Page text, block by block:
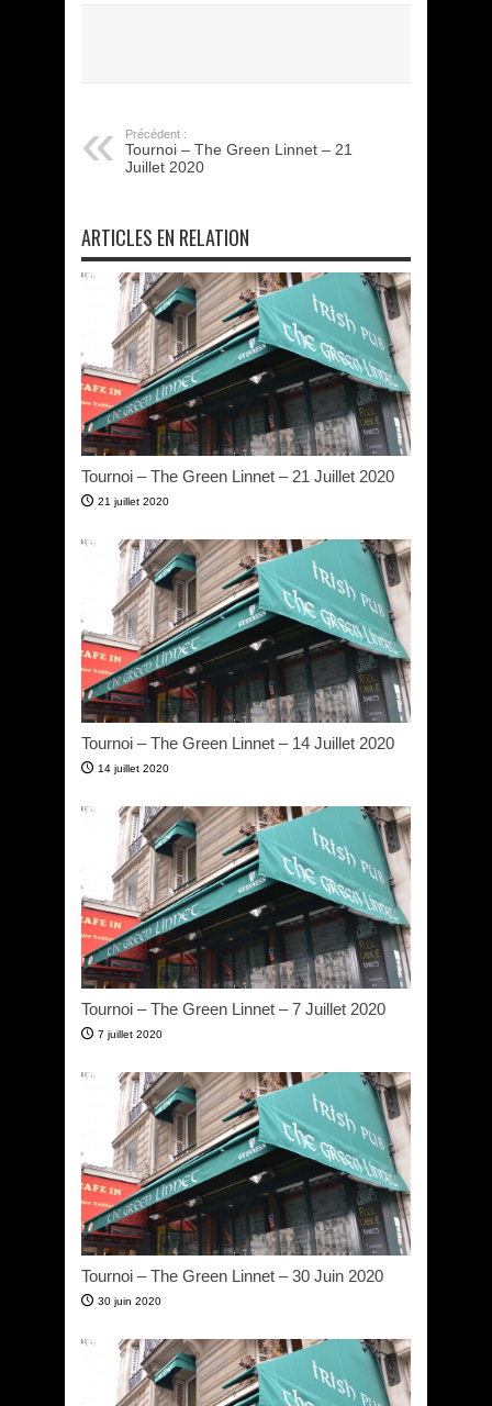
Précédent :
Tournoi – The Green Linnet – 21
Juillet 2020
ARTICLES EN RELATION
Tournoi – The Green Linnet – 21 Juillet 2020
21 juillet 2020
Tournoi – The Green Linnet – 14 Juillet 2020
14 juillet 2020
Tournoi – The Green Linnet – 7 Juillet 2020
7 juillet 2020
Tournoi – The Green Linnet – 30 Juin 2020
30 juin 2020